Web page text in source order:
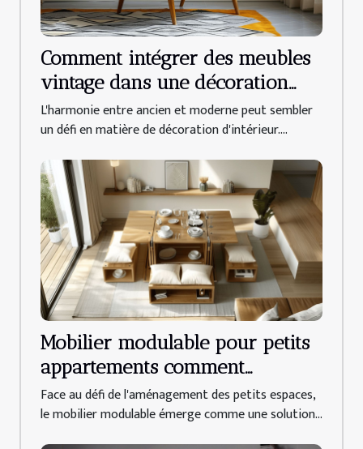
Comment intégrer des meubles
vintage dans une décoration
moderne
L'harmonie entre ancien et moderne peut sembler
un défi en matière de décoration d'intérieur....
Mobilier modulable pour petits
appartements comment
maximiser l'espace sans
compromettre le style
Face au défi de l'aménagement des petits espaces,
le mobilier modulable émerge comme une solution...